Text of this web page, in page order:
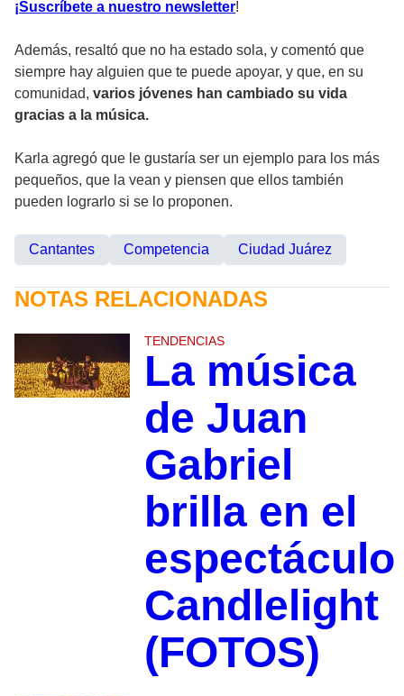
¡Suscríbete a nuestro newsletter!
Además, resaltó que no ha estado sola, y comentó que
siempre hay alguien que te puede apoyar, y que, en su
comunidad, varios jóvenes han cambiado su vida
gracias a la música.
Karla agregó que le gustaría ser un ejemplo para los más
pequeños, que la vean y piensen que ellos también
pueden lograrlo si se lo proponen.
Cantantes Competencia Ciudad Juárez
NOTAS RELACIONADAS
TENDENCIAS
La música
de Juan
Gabriel
brilla en el
espectáculo
Candlelight
(FOTOS)